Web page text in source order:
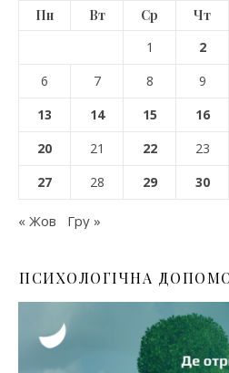
Пн Вт Ср Чт
1
2
6
7 8 9
13
14 15 16
20
21 22 23
27
28 29 30
« Жов Гру »
ПСИХОЛОГІЧНА